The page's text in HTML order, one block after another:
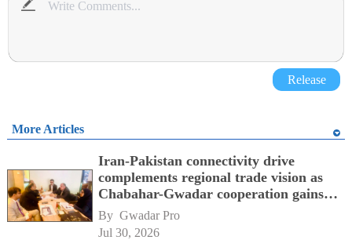
Release
More Articles
Iran-Pakistan connectivity drive
complements regional trade vision as
Chabahar-Gwadar cooperation gains
momentum alongside China's BRI
network
By Gwadar Pro
Jul 30, 2026